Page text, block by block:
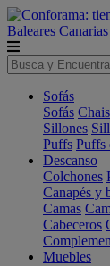
Baleares Canarias
Sofás
Sofás
Sillones
Puffs Puffs
Descanso
Colchones
Canapés y
Camas
Cabeceros
Muebles